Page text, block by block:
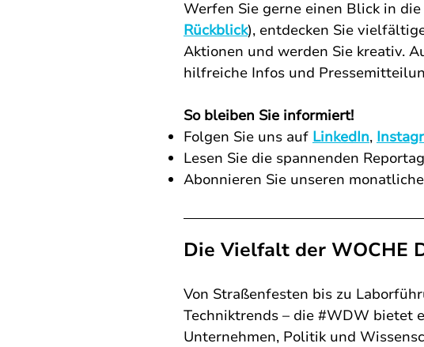
Werfen Sie gerne einen Blick in
Rückblick), entdecken Sie
Aktionen und werden Sie kreativ.
hilfreiche Infos und
So bleiben Sie informiert!
Folgen Sie uns auf LinkedIn,
Lesen Sie die spannenden
Abonnieren Sie unseren
Die Vielfalt der WOCHE
Von Straßenfesten bis zu
Techniktrends – die #WDW bietet
Unternehmen, Politik und